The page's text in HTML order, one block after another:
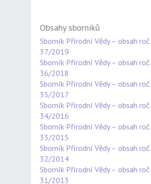
Obsahy sborníků
Sborník Přírodní Vědy – obsah roč.
37/2019
Sborník Přírodní Vědy – obsah roč.
36/2018
Sborník Přírodní Vědy – obsah roč.
35/2017
Sborník Přírodní Vědy – obsah roč.
34/2016
Sborník Přírodní Vědy – obsah roč.
33/2015
Sborník Přírodní Vědy – obsah roč.
32/2014
Sborník Přírodní Vědy – obsah roč.
31/2013